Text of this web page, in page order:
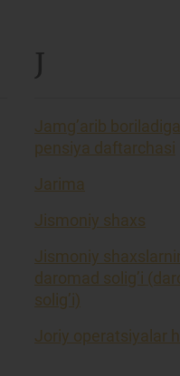
J
Jamg’arib
pensiya daftarchasi
Jarima
Jismoniy shaxs
Jismoniy
daromad solig’i
solig’i)
Joriy operatsiyalar